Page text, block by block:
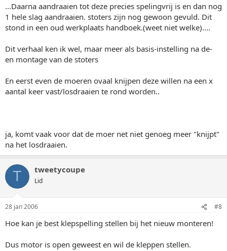
...Daarna aandraaien tot deze precies spelingvrij is en dan nog
1 hele slag aandraaien. stoters zijn nog gewoon gevuld. Dit
stond in een oud werkplaats handboek.(weet niet welke)....
Dit verhaal ken ik wel, maar meer als basis-instelling na de-
en montage van de stoters
En eerst even de moeren ovaal knijpen deze willen na een x
aantal keer vast/losdraaien te rond worden..
ja, komt vaak voor dat de moer net niet genoeg meer "knijpt"
na het losdraaien.
T tweetycoupe
Lid
28 jan 2006 #8
Hoe kan je best klepspelling stellen bij het nieuw monteren!
Dus motor is open geweest en wil de kleppen stellen.